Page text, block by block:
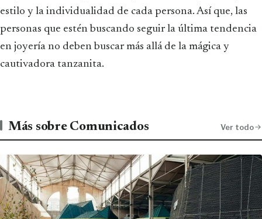
estilo y la individualidad de cada persona. Así que, las
personas que estén buscando seguir la última tendencia
en joyería no deben buscar más allá de la mágica y
cautivadora tanzanita.
Más sobre Comunicados Ver todo